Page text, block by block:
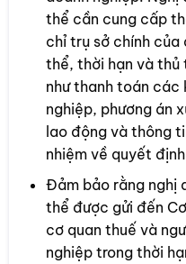
thể cần cung cấp
chỉ trụ sở chính của
thể, thời hạn và thủ
như thanh toán các
nghiệp, phương án
lao động và thông
nhiệm về quyết
Đảm bảo rằng nghị
thể được gửi đến
cơ quan thuế và
nghiệp trong thời